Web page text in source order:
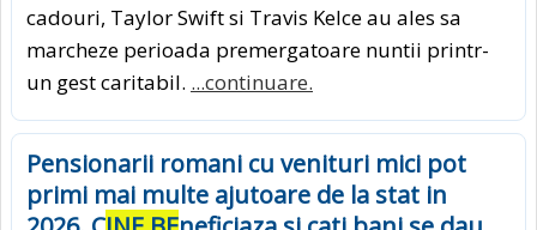
cadouri, Taylor Swift si Travis Kelce au ales sa
marcheze perioada premergatoare nuntii printr-
un gest caritabil. ...continuare.
Pensionarii romani cu venituri mici pot
primi mai multe ajutoare de la stat in